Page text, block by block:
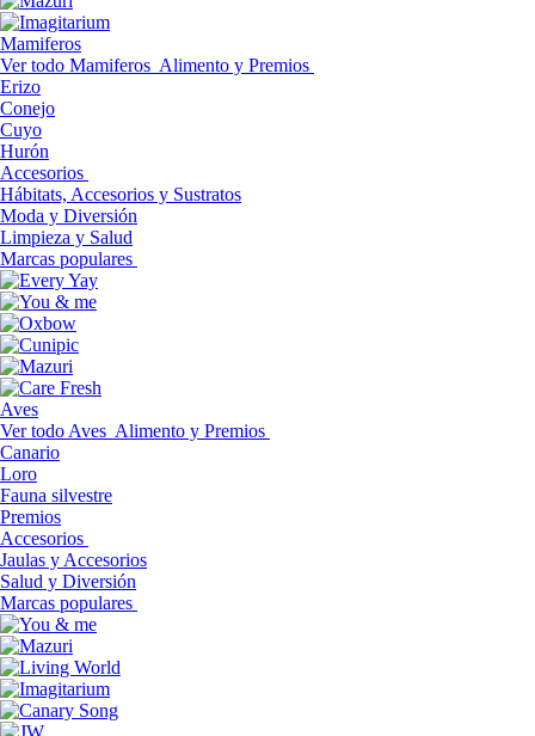
Mamiferos
Ver todo Mamiferos Alimento y Premios
Erizo
Conejo
Cuyo
Hurón
Accesorios
Hábitats, Accesorios y Sustratos
Moda y Diversión
Limpieza y Salud
Marcas populares
Aves
Ver todo Aves Alimento y Premios
Canario
Loro
Fauna silvestre
Premios
Accesorios
Jaulas y Accesorios
Salud y Diversión
Marcas populares